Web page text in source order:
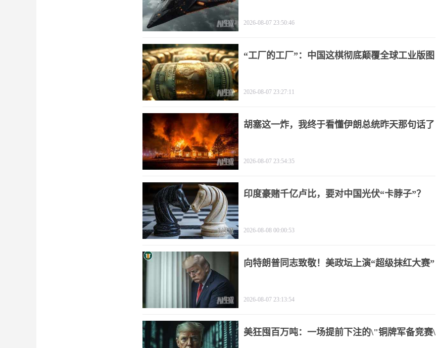
2026-08-07 23:50:46
“工厂的工厂”：中国这棋彻底颠覆全球工业版图
2026-08-07 23:27:11
胡塞这一炸，我终于看懂伊朗总统昨天那句话了
2026-08-07 23:54:35
印度豪赌千亿卢比，要对中国光伏“卡脖子”？
2026-08-08 00:00:53
向特朗普同志致敬！美政坛上演“超级抹红大赛”
2026-08-07 23:13:54
美狂囤百万吨：一场提前下注的\"铜牌军备竞赛\"